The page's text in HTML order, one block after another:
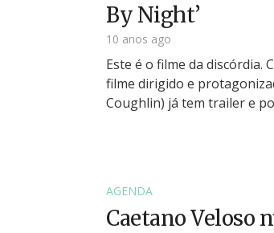
By Night’
10 anos ago
Este é o filme da discórdia.
filme dirigido e
Coughlin) já tem trailer e
AGENDA
Caetano Veloso